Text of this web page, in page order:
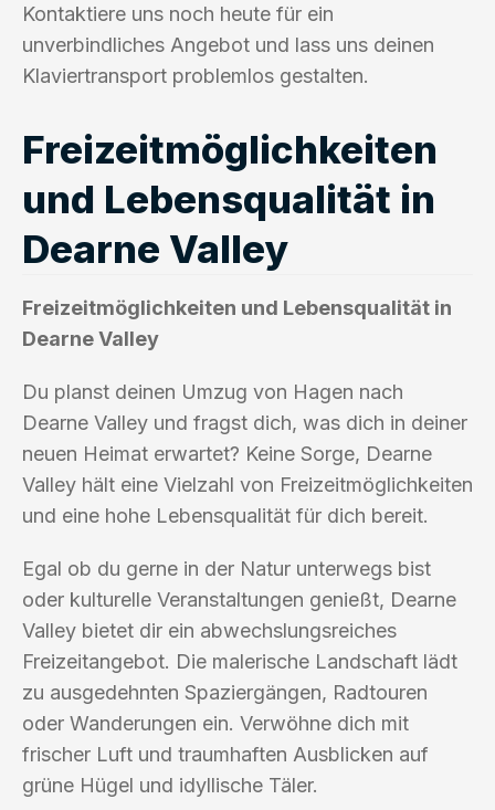
Kontaktiere uns noch heute für ein
unverbindliches Angebot und lass uns deinen
Klaviertransport problemlos gestalten.
Freizeitmöglichkeiten
und Lebensqualität in
Dearne Valley
Freizeitmöglichkeiten und Lebensqualität in
Dearne Valley
Du planst deinen Umzug von Hagen nach
Dearne Valley und fragst dich, was dich in deiner
neuen Heimat erwartet? Keine Sorge, Dearne
Valley hält eine Vielzahl von Freizeitmöglichkeiten
und eine hohe Lebensqualität für dich bereit.
Egal ob du gerne in der Natur unterwegs bist
oder kulturelle Veranstaltungen genießt, Dearne
Valley bietet dir ein abwechslungsreiches
Freizeitangebot. Die malerische Landschaft lädt
zu ausgedehnten Spaziergängen, Radtouren
oder Wanderungen ein. Verwöhne dich mit
frischer Luft und traumhaften Ausblicken auf
grüne Hügel und idyllische Täler.